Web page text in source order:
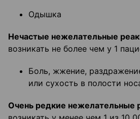
Одышка
Нечастые нежелательные
возникать не более чем у 1
Боль, жжение,
или сухость в полости
Очень редкие нежелательные